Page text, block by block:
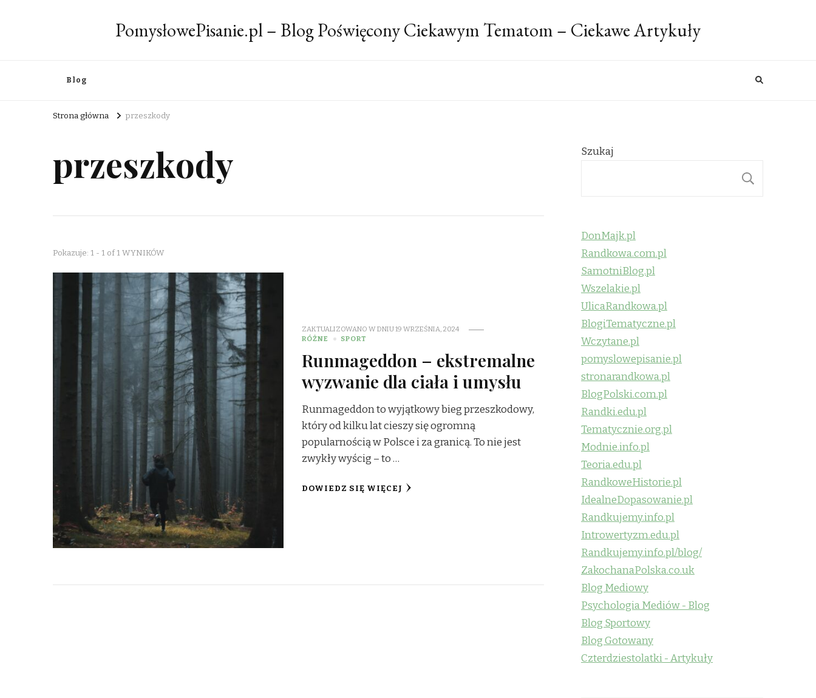
PomysłowePisanie.pl – Blog Poświęcony Ciekawym Tematom – Ciekawe Artykuły
Blog
Strona główna przeszkody
przeszkody
Pokazuje: 1 - 1 of 1 WYNIKÓW
ZAKTUALIZOWANO W DNIU19 WRZEŚNIA, 2024
RÓŻNE
SPORT
Runmageddon – ekstremalne
wyzwanie dla ciała i umysłu
Runmageddon to wyjątkowy bieg przeszkodowy,
który od kilku lat cieszy się ogromną
popularnością w Polsce i za granicą. To nie jest
zwykły wyścig – to …
DOWIEDZ SIĘ WIĘCEJ
Szukaj
DonMajk.pl
Randkowa.com.pl
SamotniBlog.pl
Wszelakie.pl
UlicaRandkowa.pl
BlogiTematyczne.pl
Wczytane.pl
pomyslowepisanie.pl
stronarandkowa.pl
BlogPolski.com.pl
Randki.edu.pl
Tematycznie.org.pl
Modnie.info.pl
Teoria.edu.pl
RandkoweHistorie.pl
IdealneDopasowanie.pl
Randkujemy.info.pl
Introwertyzm.edu.pl
Randkujemy.info.pl/blog/
ZakochanaPolska.co.uk
Blog Mediowy
Psychologia Mediów - Blog
Blog Sportowy
Blog Gotowany
Czterdziestolatki - Artykuły